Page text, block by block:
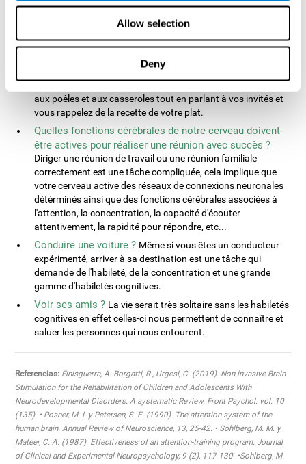
Allow selection
Deny
tâches physiques qui requièrent des millions de calculs mentaux
parties du cerveau. Ici, nous vous montrerons
cognitiveset fonctions cérébrales dans votre vie quotidienne :
Est-ce que cuisiner est une bonne façon d'entraîner le
cerveau ? Lorsque vous cuisinez, vous devez faire attention
aux poêles et aux casseroles tout en parlant à vos invités et
vous rappelez de la recette de votre plat.
Quelles fonctions cérébrales de notre cerveau doivent-
être actives pour réaliser une réunion avec succès ?
Diriger une réunion de travail ou une réunion familiale
correctement est une tâche compliquée, cela implique que
votre cerveau active des réseaux de connexions neuronales
détérminés ainsi que des fonctions cérébrales associées à
l'attention, la concentration, la capacité d'écouter
attentivement, la rapidité pour répondre, etc...
Conduire une voiture ? Même si vous êtes un conducteur
expérimenté, arriver à sa destination est une tâche qui
demande de l'habileté, de la concentration et une grande
gamme d'habiletés cognitives.
Voir ses amis ? La vie serait très solitaire sans les habiletés
cognitives en effet celles-ci nous permettent de connaître et
saluer les personnes qui nous entourent.
Referencias: Finisguerra, A. Borgatti, R., Urgesi, C. (2019). Non-invasive Brain
Stimulation for the Rehabilitation of Children and Adolescents With
Neurodevelopmental Disorders: A systematic Review. Front Psychol. vol. 10
(135). • Posner, M. I. y Petersen, S. E. (1990). The attention system of the
human brain. Annual Review of Neuroscience, 13, 25-42. • Sohlberg, M. M. y
Mateer, C. A. (1987). Effectiveness of an attention-training program. Journal
of Clinical and Experimental Neuropsychology, 9 (2), 117-130. •Sohlberg, M.